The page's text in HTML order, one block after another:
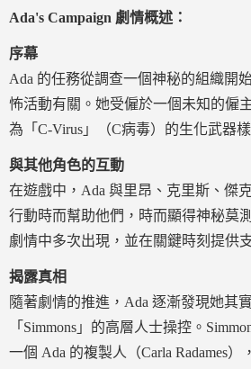
Ada's Campaign 劇情概述：
序幕
Ada 的任務從調查一個神秘的組織開
怖活動有關。她受僱於一個未知的僱
為「C-Virus」（C病毒）的生化武器樣
與其他角色的互動
在遊戲中，Ada 與里昂、克里斯、傑
行動時而幫助他們，時而顯得神秘莫
劇情中多次出現，並在關鍵時刻提供
揭露真相
隨著劇情的推進，Ada 逐漸發現她其
「Simmons」的高層人士操控。
一個 Ada 的複製人（Carla Radames